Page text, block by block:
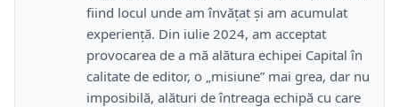
fiind locul unde am învățat și am acumulat
experiență. Din iulie 2024, am acceptat
provocarea de a mă alătura echipei Capital în
calitate de editor, o „misiune” mai grea, dar nu
imposibilă, alături de întreaga echipă cu care